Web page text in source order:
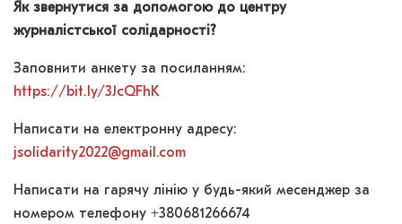
Як звернутися за допомогою до центру
журналістської солідарності?
Заповнити анкету за посиланням:
https://bit.ly/3JcQFhK
Написати на електронну адресу:
jsolidarity2022@gmail.com
Написати на гарячу лінію у будь-який месенджер за
номером телефону +380681266674